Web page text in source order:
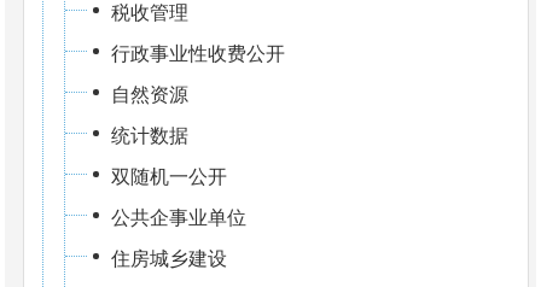
税收管理
行政事业性收费公开
自然资源
统计数据
双随机一公开
公共企事业单位
住房城乡建设